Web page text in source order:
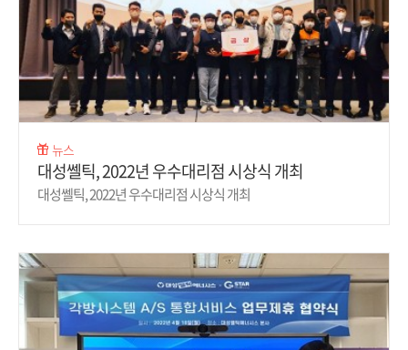
뉴스
대성쎌틱, 2022년 우수대리점 시상식 개최
대성쎌틱, 2022년 우수대리점 시상식 개최